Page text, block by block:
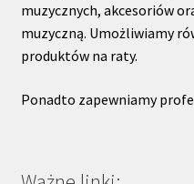
muzycznych, akcesoriów
muzyczną. Umożliwiamy
produktów na raty.
Ponadto zapewniamy